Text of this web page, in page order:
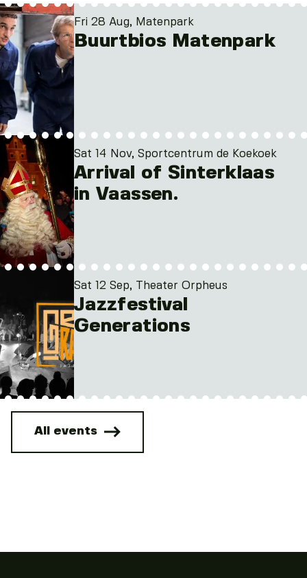
Fri 28 Aug, Matenpark
Buurtbios Matenpark
Sat 14 Nov, Sportcentrum de Koekoek
Arrival of Sinterklaas
in Vaassen.
Sat 12 Sep, Theater Orpheus
Jazzfestival
Generations
All events